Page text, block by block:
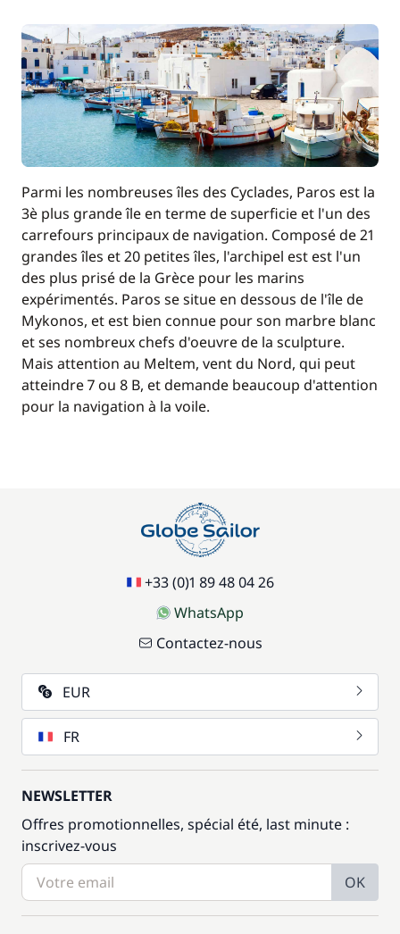
Cuisinier (repas non inclus) 215,00 €
/ nuit
Filet de sécurité 200,00 €
Hôtesse (repas non inclus) 180,00 €
/ nuit
Paddle 100,00 €
/ semaine
Wifi 90,00 €
Parmi les nombreuses îles des Cyclades, Paros est la
3è plus grande île en terme de superficie et l'un des
carrefours principaux de navigation. Composé de 21
grandes îles et 20 petites îles, l'archipel est est l'un
des plus prisé de la Grèce pour les marins
expérimentés. Paros se situe en dessous de l'île de
Mykonos, et est bien connue pour son marbre blanc
et ses nombreux chefs d'oeuvre de la sculpture.
Mais attention au Meltem, vent du Nord, qui peut
atteindre 7 ou 8 B, et demande beaucoup d'attention
pour la navigation à la voile.
+33 (0)1 89 48 04 26
WhatsApp
Contactez-nous
EUR
FR
NEWSLETTER
Offres promotionnelles, spécial été, last minute :
inscrivez-vous
OK